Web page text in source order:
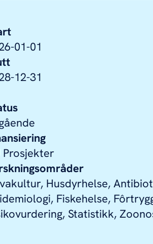
01-01
12-31
Prosjekter
Husdyrhelse,
Fiskehelse,
Statistikk,